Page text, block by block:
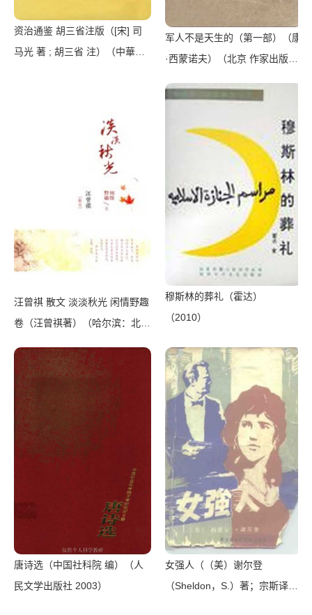
资治通鉴 胡三省注版（[宋] 司
马光 著 ; 胡三省 注）（中華書
军人不是天生的（第一部）（康
·西蒙诺夫）（北京 作家出版社
汪曾祺 散文 淡淡秋光 闲情野趣
卷（汪曾祺著）（哈尔滨：北方
穆斯林的葬礼（霍达）
（2010）
唐诗选（中国社科院 编）（人
民文学出版社 2003）
女强人（（美）谢尔登
（Sheldon，S.）著；宗斯译）